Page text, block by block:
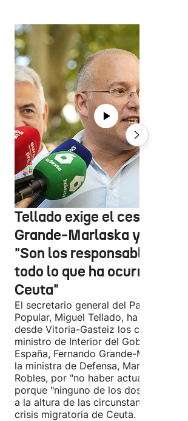
Tellado exige el cese de
Grande-Marlaska y
"Son los responsables de
todo lo que ha ocurrido en
Ceuta"
El secretario general del Partido
Popular, Miguel Tellado, ha exigido
desde Vitoria-Gasteiz los ceses del
ministro de Interior del Gobierno de
España, Fernando Grande-Marlaska, y
la ministra de Defensa, Margarita
Robles, por "no haber actuado" y
porque "ninguno de los dos ha
a la altura de las circunstancias" ante
crisis migratoria de Ceuta.